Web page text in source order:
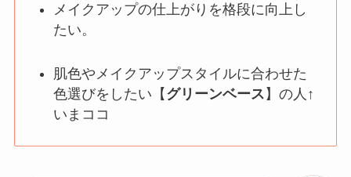
メイクアップの仕上がりを格段に向上し
たい。
肌色やメイクアップスタイルに合わせた
色選びをしたい【 グリーンベース 】の人↑
いまココ